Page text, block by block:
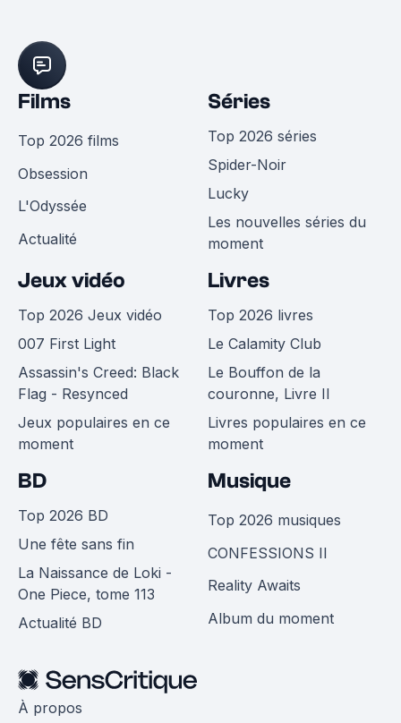
Films
Top 2026 films
Obsession
L'Odyssée
Actualité
Séries
Top 2026 séries
Spider-Noir
Lucky
Les nouvelles séries du
moment
Jeux vidéo
Top 2026 Jeux vidéo
007 First Light
Assassin's Creed: Black
Flag - Resynced
Jeux populaires en ce
moment
Livres
Top 2026 livres
Le Calamity Club
Le Bouffon de la
couronne, Livre II
Livres populaires en ce
moment
BD
Top 2026 BD
Une fête sans fin
La Naissance de Loki -
One Piece, tome 113
Actualité BD
Musique
Top 2026 musiques
CONFESSIONS II
Reality Awaits
Album du moment
À propos